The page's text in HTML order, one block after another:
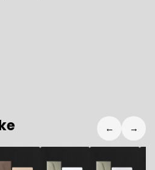
2,80 2,80 2,80
← →